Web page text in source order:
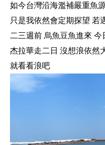
如今台灣沿海濫補嚴重魚
只是我依然會定期探望 若
二三週前 烏魚豆魚進來
杰拉華走二日 沒想浪依然
就看看浪吧